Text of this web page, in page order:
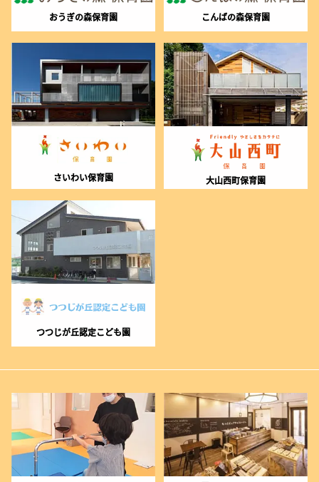
おうぎの森保育園 こんばの森保育園
さいわい保育園 大山西町保育園
つつじが丘認定こども園